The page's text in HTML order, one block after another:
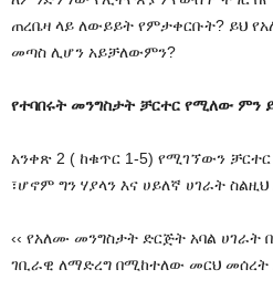
ጠረቤዛ ላይ ለውይይት የምታቀርቡት? ይህ
መጣስ ሊሆን አይቻለውምን?
የተባበሩት መንግስታት ቻርተር የሚለው ምን
አንቀጽ 2 ( ከቁጥር 1-5) የሚገኘውን
፣ሆኖም ግን ሃያላን እና ሀይለኛ ሀገራት
‹‹ የአለሙ መንግስታት ድርጅት አባል ሀገራት
ገቢራዊ ለማድረግ በሚከተለው መርህ መሰረት